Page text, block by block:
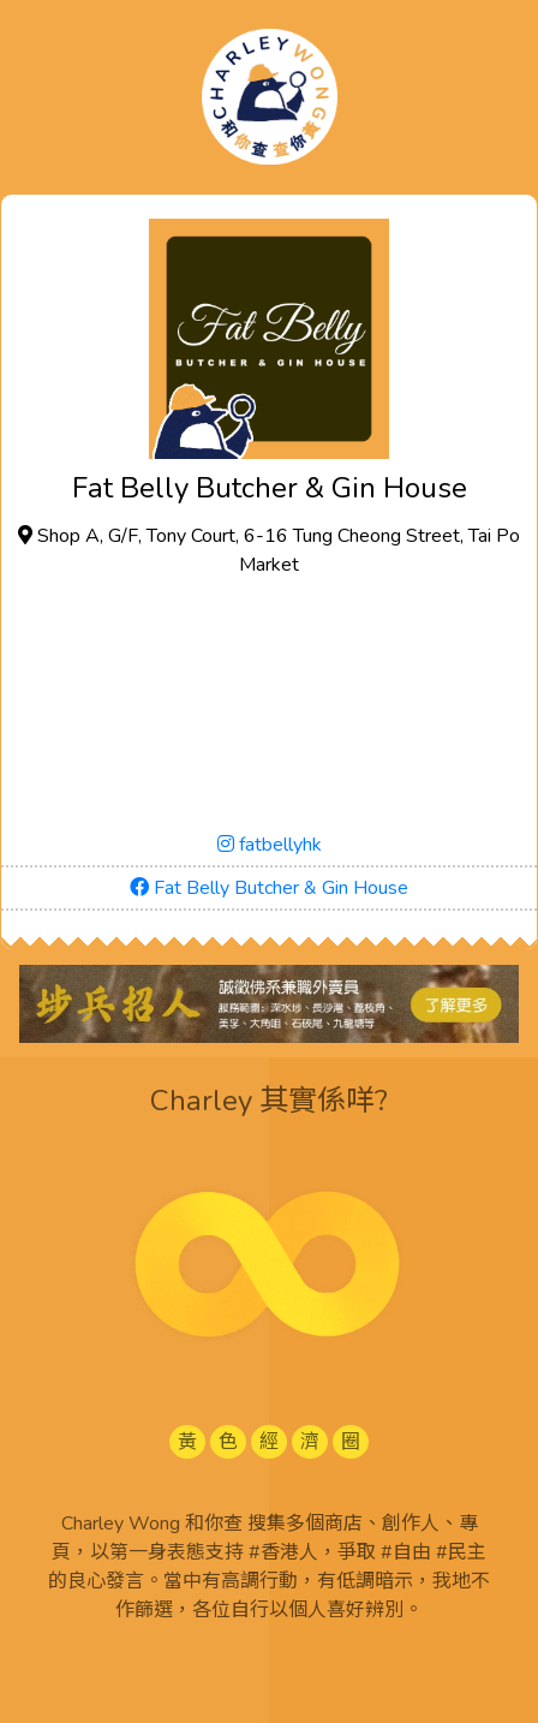
Fat Belly Butcher & Gin House
Shop A, G/F, Tony Court, 6-16 Tung Cheong Street, Tai Po
Market
fatbellyhk
Fat Belly Butcher & Gin House
Charley 其實係咩?
黃 色 經 濟 圈
Charley Wong 和你查 搜集多個商店、創作人、專
頁，以第一身表態支持 #香港人，爭取 #自由 #民主
的良心發言。當中有高調行動，有低調暗示，我地不
作篩選，各位自行以個人喜好辨別。